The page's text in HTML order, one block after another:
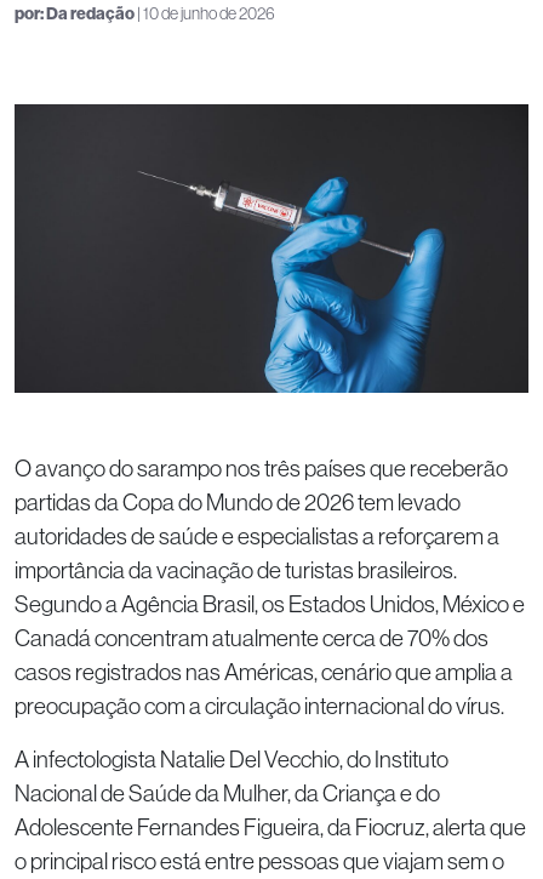
por:Da redação| 10 de junho de 2026
O avanço do sarampo nos três países que receberão
partidas da Copa do Mundo de 2026 tem levado
autoridades de saúde e especialistas a reforçarem a
importância da vacinação de turistas brasileiros.
Segundo a Agência Brasil, os Estados Unidos, México e
Canadá concentram atualmente cerca de 70% dos
casos registrados nas Américas, cenário que amplia a
preocupação com a circulação internacional do vírus.
A infectologista Natalie Del Vecchio, do Instituto
Nacional de Saúde da Mulher, da Criança e do
Adolescente Fernandes Figueira, da Fiocruz, alerta que
o principal risco está entre pessoas que viajam sem o